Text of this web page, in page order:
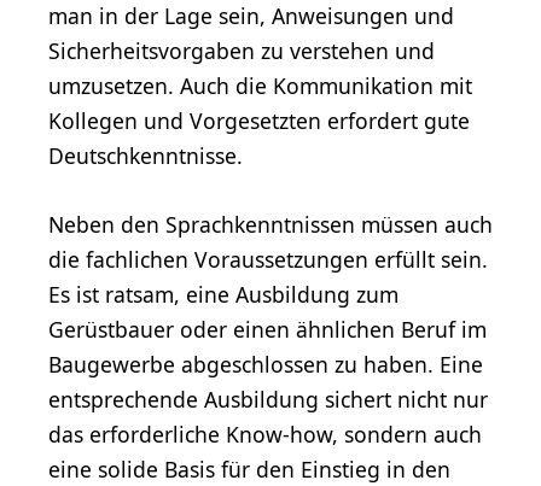
man in der Lage sein, Anweisungen und
Sicherheitsvorgaben zu verstehen und
umzusetzen. Auch die Kommunikation mit
Kollegen und Vorgesetzten erfordert gute
Deutschkenntnisse.
Neben den Sprachkenntnissen müssen auch
die fachlichen Voraussetzungen erfüllt sein.
Es ist ratsam, eine Ausbildung zum
Gerüstbauer oder einen ähnlichen Beruf im
Baugewerbe abgeschlossen zu haben. Eine
entsprechende Ausbildung sichert nicht nur
das erforderliche Know-how, sondern auch
eine solide Basis für den Einstieg in den